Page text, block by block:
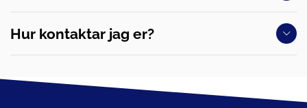
Hur kontaktar jag er?